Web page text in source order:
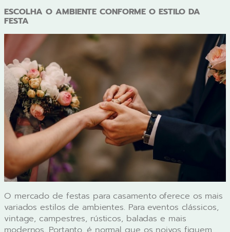
ESCOLHA O AMBIENTE CONFORME O ESTILO DA
FESTA
O mercado de festas para casamento oferece os mais
variados estilos de ambientes. Para eventos clássicos,
vintage, campestres, rústicos, baladas e mais